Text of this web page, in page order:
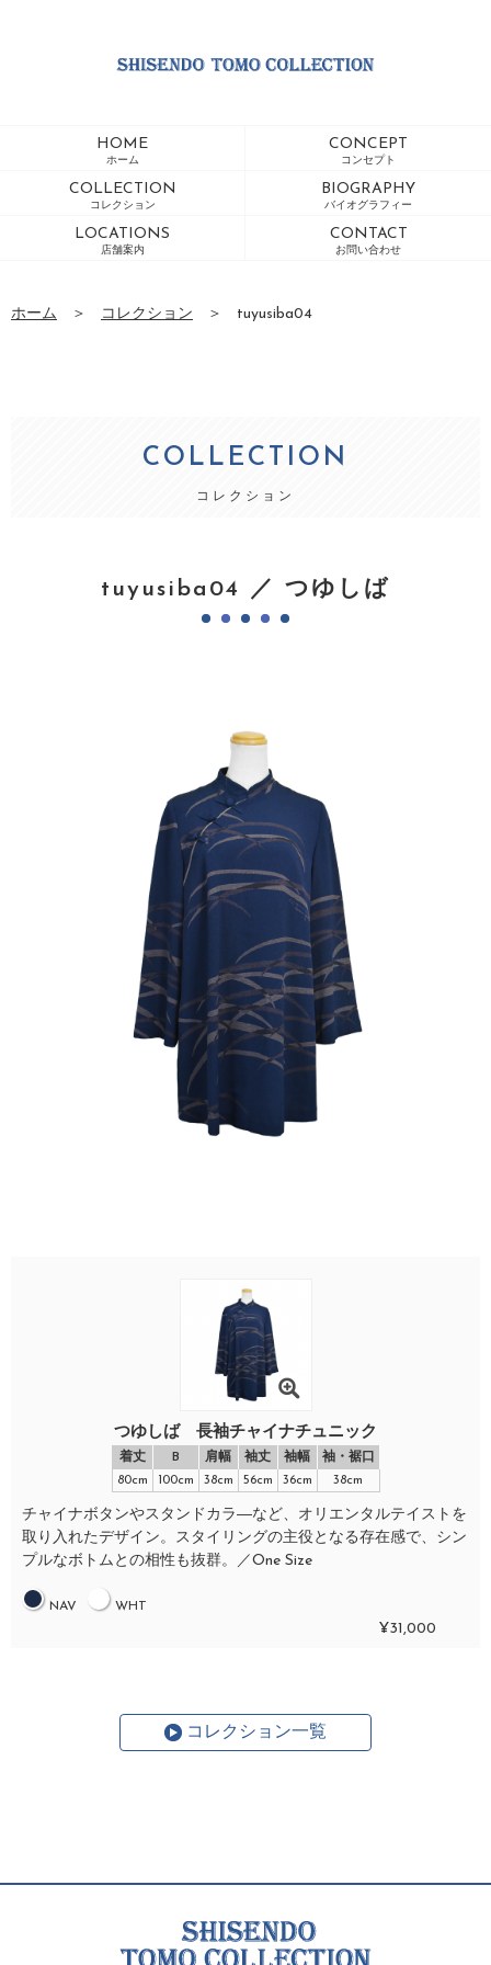
HOME
ホーム
CONCEPT
コンセプト
COLLECTION
コレクション
BIOGRAPHY
バイオグラフィー
LOCATIONS
店舗案内
CONTACT
お問い合わせ
ホーム ＞ コレクション ＞ tuyusiba04
COLLECTION
コレクション
tuyusiba04 ／ つゆしば
つゆしば 長袖チャイナチュニック
着丈 B 肩幅 袖丈 袖幅
袖・裾口
80cm
100cm 38cm 56cm 36cm 38cm
チャイナボタンやスタンドカラ―など、オリエンタルテイストを
取り入れたデザイン。スタイリングの主役となる存在感で、シン
プルなボトムとの相性も抜群。／One Size
NAV WHT
¥31,000
コレクション一覧